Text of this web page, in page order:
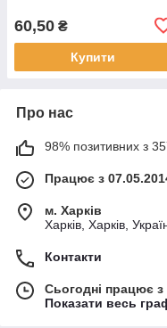
60,50 ₴
Купити
Про нас
98% позитивних з
Працює з
м. Харків
Харків, Харків,
Контакти
Сьогодні працює
Показати весь